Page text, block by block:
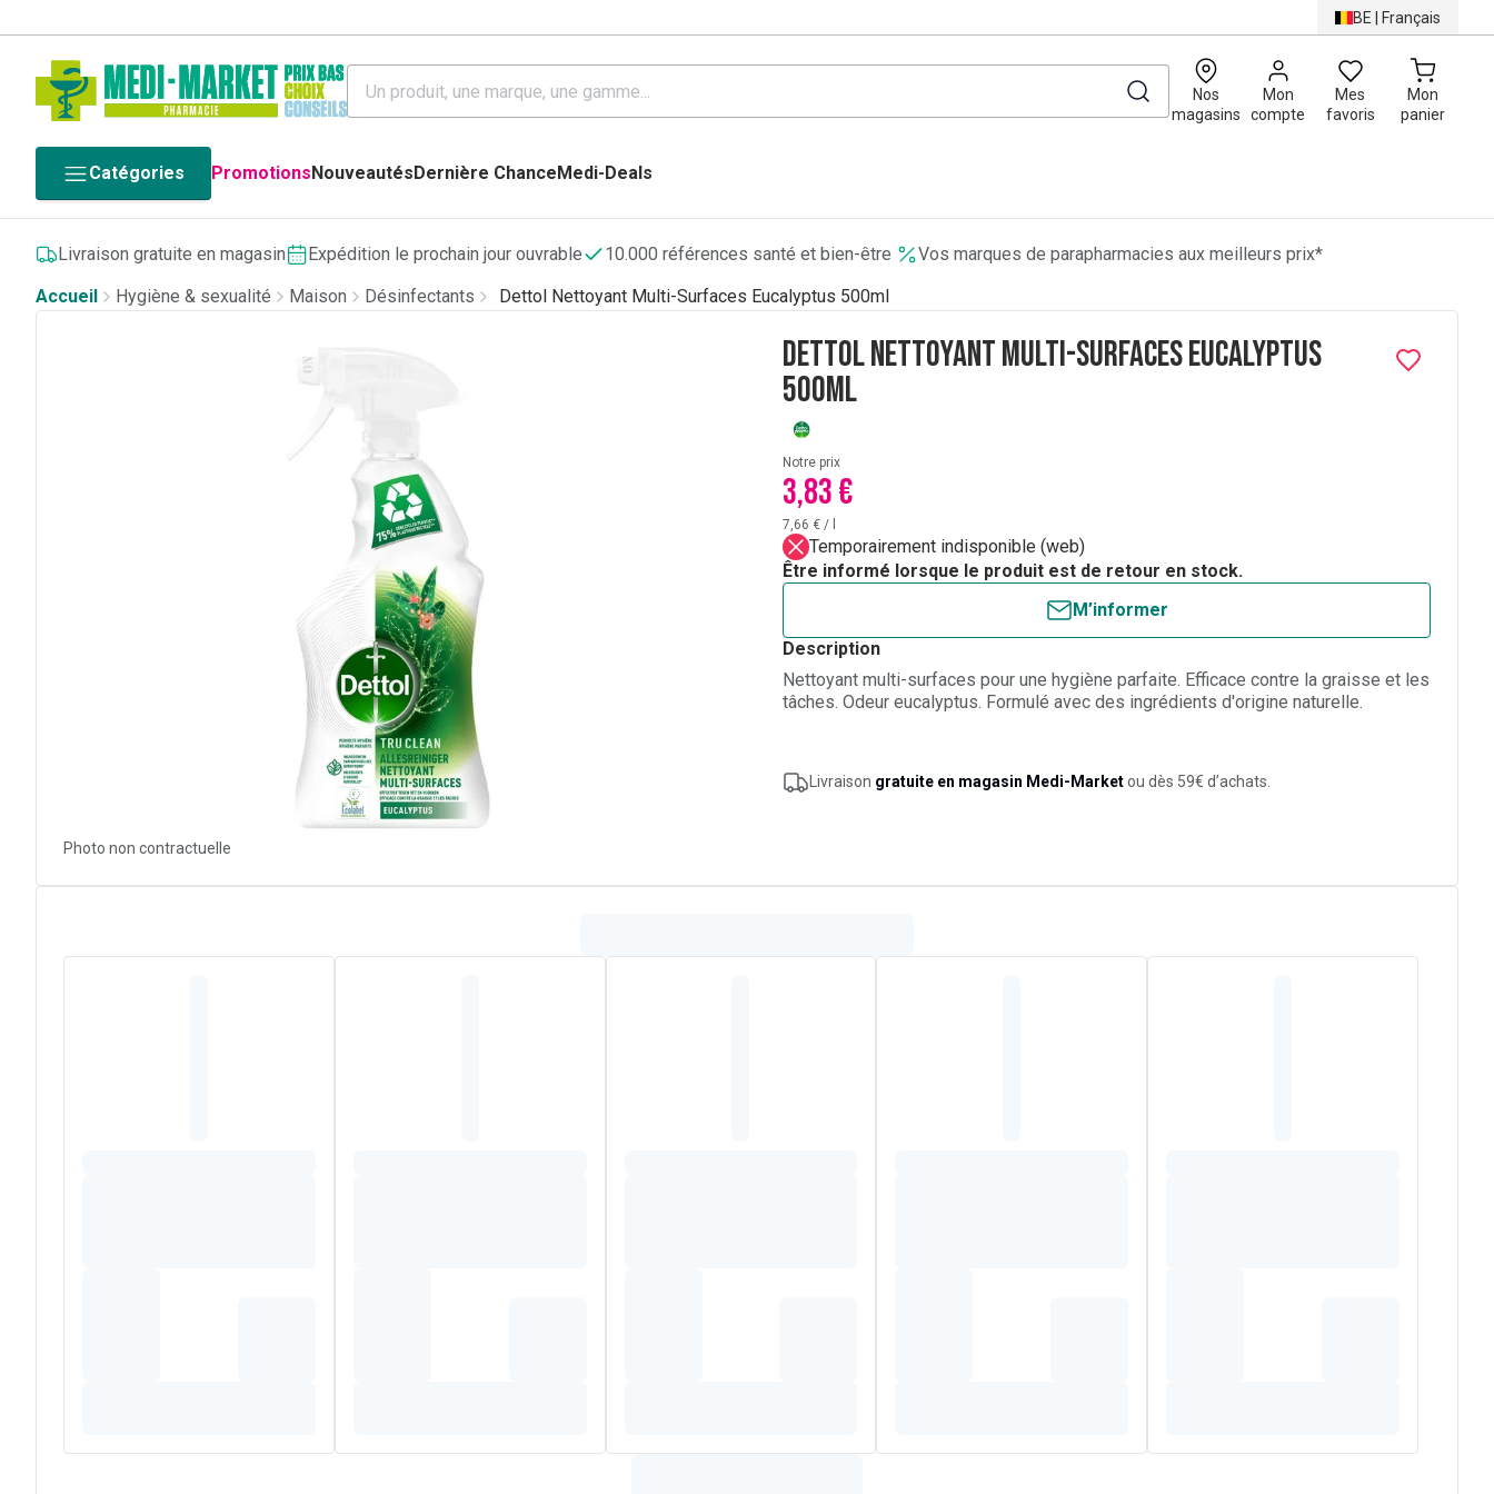
BE | Français
Nos
magasins
Mon
compte
Mes
favoris
Mon
panier
0
Catégories PromotionsNouveautésDernière ChanceMedi-Deals
Livraison gratuite en magasin Expédition le prochain jour ouvrable 10.000 références santé et bien-être
Vos marques de parapharmacies aux meilleurs prix*
Accueil
Hygiène & sexualité Maison Désinfectants Dettol Nettoyant Multi-Surfaces Eucalyptus 500ml
Photo non contractuelle
Dettol Nettoyant Multi-Surfaces Eucalyptus
500ml
Notre prix
3,83 €
7,66 € /
Temporairement indisponible (web)
Être informé lorsque le produit est de retour en stock.
M’informer
Description
Nettoyant multi-surfaces pour une hygiène parfaite. Efficace contre la graisse et les
tâches. Odeur eucalyptus. Formulé avec des ingrédients d'origine naturelle.
Livraison gratuite en magasin Medi-Marketou dès 59€ d’achats.